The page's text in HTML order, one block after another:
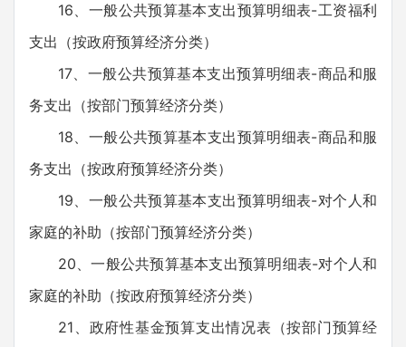
16、一般公共预算基本支出预算明细表-工资福利
支出（按政府预算经济分类）
17、一般公共预算基本支出预算明细表-商品和服
务支出（按部门预算经济分类）
18、一般公共预算基本支出预算明细表-商品和服
务支出（按政府预算经济分类）
19、一般公共预算基本支出预算明细表-对个人和
家庭的补助（按部门预算经济分类）
20、一般公共预算基本支出预算明细表-对个人和
家庭的补助（按政府预算经济分类）
21、政府性基金预算支出情况表（按部门预算经